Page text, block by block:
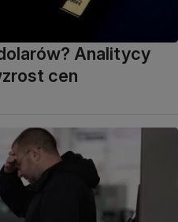
Analitycy
cen